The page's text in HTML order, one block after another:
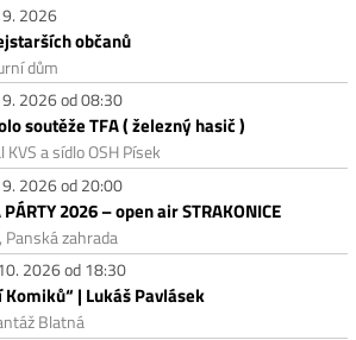
2026
občanů
dům
2026 od 08:30
soutěže TFA ( železný hasič )
KVS a sídlo OSH Písek
2026 od 20:00
PÁRTY 2026 – open air STRAKONICE
zahrada
2026 od 18:30
Komiků“ | Lukáš Pavlásek
Blatná